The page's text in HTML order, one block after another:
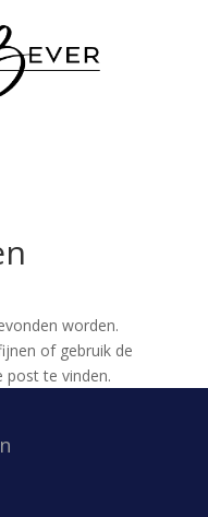
worden.
of gebruik de
post te vinden.